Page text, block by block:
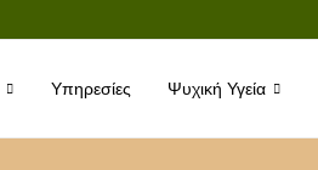
Υπηρεσίες Ψυχική Υγεία